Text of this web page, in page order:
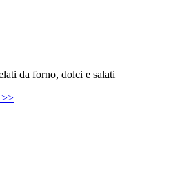
da forno, dolci e salati
>>